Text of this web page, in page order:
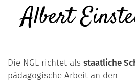
Albert
Die NGL richtet als staatliche
pädagogische Arbeit an den